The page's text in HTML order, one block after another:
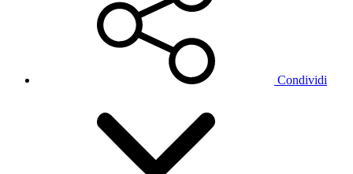
Condividi